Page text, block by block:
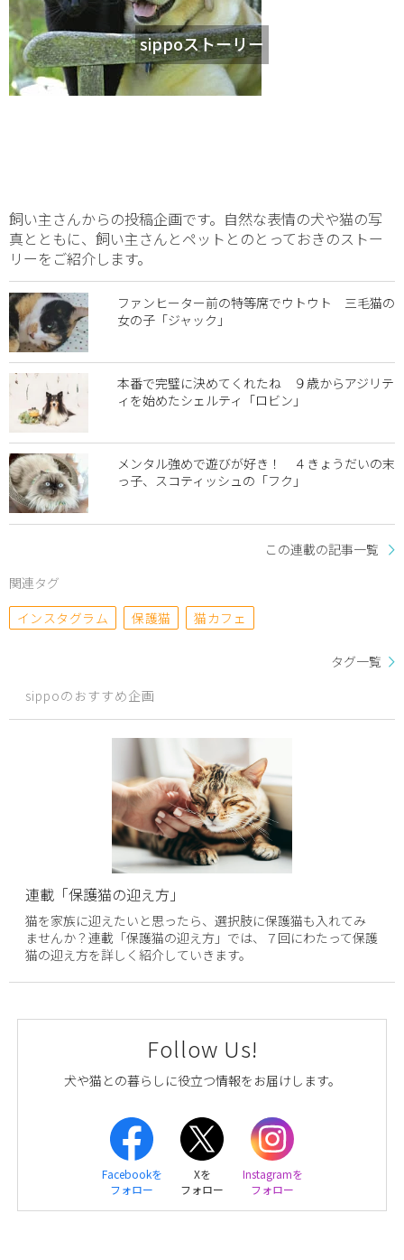
sippoストーリー
飼い主さんからの投稿企画です。自然な表情の犬や猫の写
真とともに、飼い主さんとペットとのとっておきのストー
リーをご紹介します。
ファンヒーター前の特等席でウトウト 三毛猫の
女の子「ジャック」
本番で完璧に決めてくれたね ９歳からアジリテ
ィを始めたシェルティ「ロビン」
メンタル強めで遊びが好き！ ４きょうだいの末
っ子、スコティッシュの「フク」
この連載の記事一覧
関連タグ
インスタグラム
保護猫 猫カフェ
タグ一覧
sippoのおすすめ企画
連載「保護猫の迎え方」
猫を家族に迎えたいと思ったら、選択肢に保護猫も入れてみ
ませんか？連載「保護猫の迎え方」では、７回にわたって保護
猫の迎え方を詳しく紹介していきます。
Follow Us!
犬や猫との暮らしに役立つ情報をお届けします。
Facebookを
フォロー
Xを
フォロー
Instagramを
フォロー